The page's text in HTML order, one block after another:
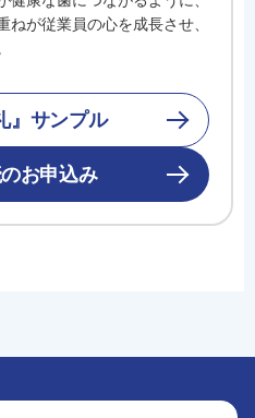
が従業員の心を成長させ、
』サンプル
お申込み